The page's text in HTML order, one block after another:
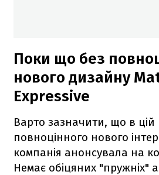
Поки що без
нового дизайну
Expressive
Варто зазначити, що в цій
повноцінного нового
компанія анонсувала на
Немає обіцяних "пружніх"